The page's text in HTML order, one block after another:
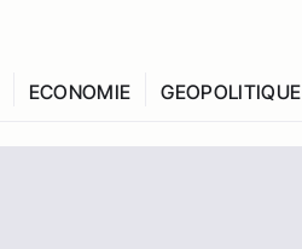
ECONOMIE GEOPOLITIQUE